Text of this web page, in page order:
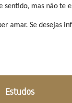
mas não te
amar. Se desejas
Estudos